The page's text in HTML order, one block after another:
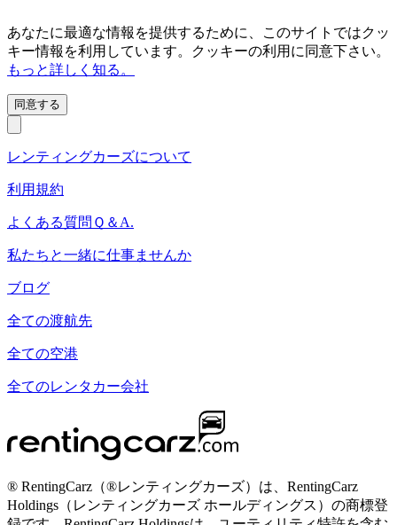
あなたに最適な情報を提供するために、このサイトではクッ
キー情報を利用しています。クッキーの利用に同意下さい。
もっと詳しく知る。
同意する
レンティングカーズについて
利用規約
よくある質問Ｑ＆A.
私たちと一緒に仕事ませんか
ブログ
全ての渡航先
全ての空港
全てのレンタカー会社
® RentingCarz（®レンティングカーズ）は、RentingCarz
Holdings（レンティングカーズ ホールディングス）の商標登